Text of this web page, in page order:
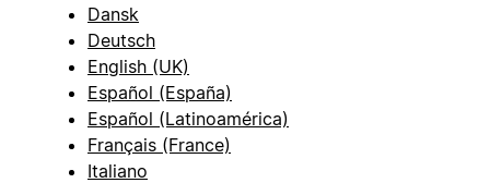
Dansk
Deutsch
English (UK)
Español (España)
Español (Latinoamérica)
Français (France)
Italiano